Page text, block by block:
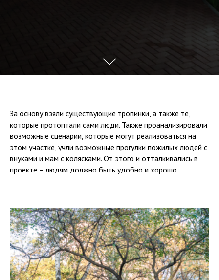
За основу взяли существующие тропинки, а также те,
которые протоптали сами люди. Также проанализировали
возможные сценарии, которые могут реализоваться на
этом участке, учли возможные прогулки пожилых людей с
внуками и мам с колясками. От этого и отталкивались в
проекте – людям должно быть удобно и хорошо.